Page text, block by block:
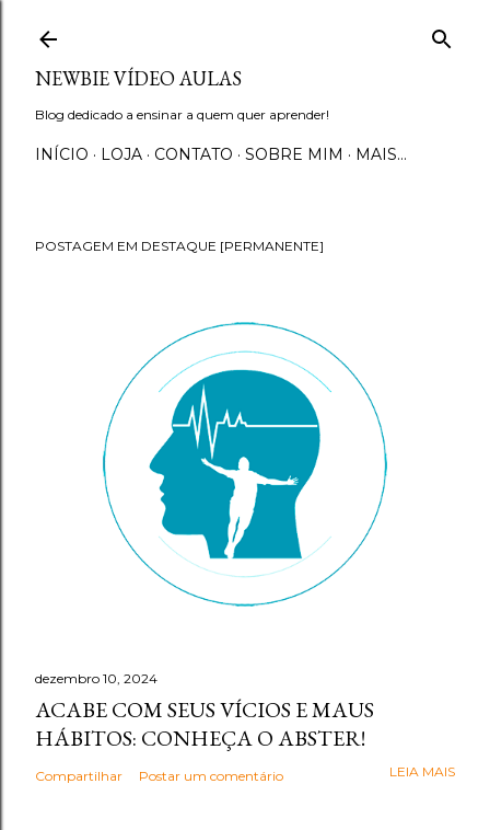
NEWBIE VÍDEO AULAS
Blog dedicado a ensinar a quem quer aprender!
INÍCIO LOJA CONTATO SOBRE MIM MAIS…
POSTAGEM EM DESTAQUE [PERMANENTE]
dezembro 10, 2024
ACABE COM SEUS VÍCIOS E MAUS
HÁBITOS: CONHEÇA O ABSTER!
Compartilhar Postar um comentário LEIA MAIS